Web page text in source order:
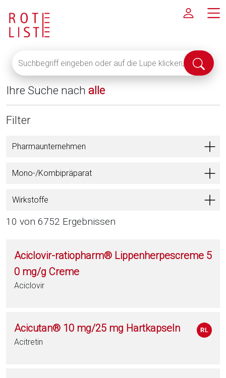
eingeben
oder
auf
die
Lupe
alle
anzuzeigen
Suche
Ihre Suche nach alle
Filter
Pharmaunternehmen
Mono-/Kombipräparat
Wirkstoffe
10 von 6752 Ergebnissen
Aciclovir-ratiopharm® Lippenherpescreme 5
0 mg/g Creme
Aciclovir
Acicutan® 10 mg/25 mg Hartkapseln
Acitretin